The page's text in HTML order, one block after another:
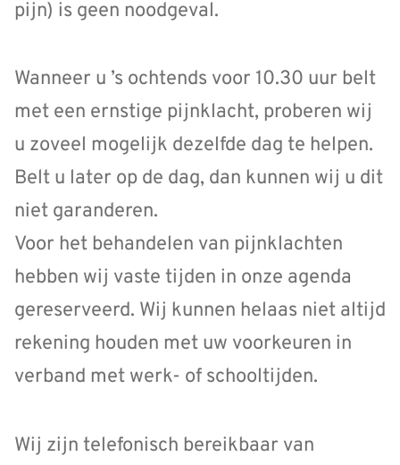
pijn) is geen noodgeval.
Wanneer u ’s ochtends voor 10.30 uur belt
met een ernstige pijnklacht, proberen wij
u zoveel mogelijk dezelfde dag te helpen.
Belt u later op de dag, dan kunnen wij u dit
niet garanderen.
Voor het behandelen van pijnklachten
hebben wij vaste tijden in onze agenda
gereserveerd. Wij kunnen helaas niet altijd
rekening houden met uw voorkeuren in
verband met werk- of schooltijden.
Wij zijn telefonisch bereikbaar van